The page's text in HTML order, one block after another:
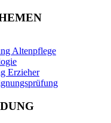
Altenpflege
Erzieher